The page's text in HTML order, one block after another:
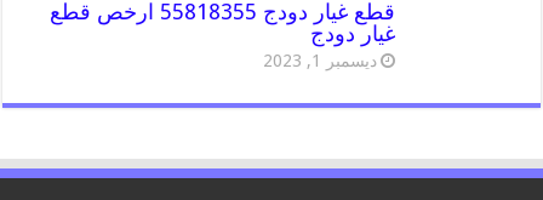
قطع غيار دودج 55818355 ارخص قطع
غيار دودج
ديسمبر 1, 2023